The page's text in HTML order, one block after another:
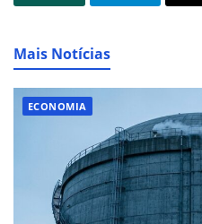
Mais Notícias
ECONOMIA